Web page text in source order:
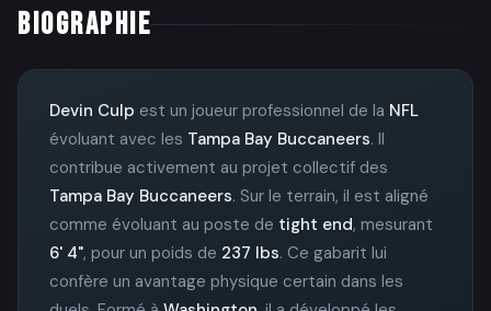
BIOGRAPHIE
Devin Culp est un joueur professionnel de la NFL
évoluant avec les Tampa Bay Buccaneers. Il
contribue activement au projet collectif des
Tampa Bay Buccaneers. Sur le terrain, il est aligné
comme évoluant au poste de tight end, mesurant
6' 4", pour un poids de 237 lbs. Ce gabarit lui
confère un avantage physique certain dans les